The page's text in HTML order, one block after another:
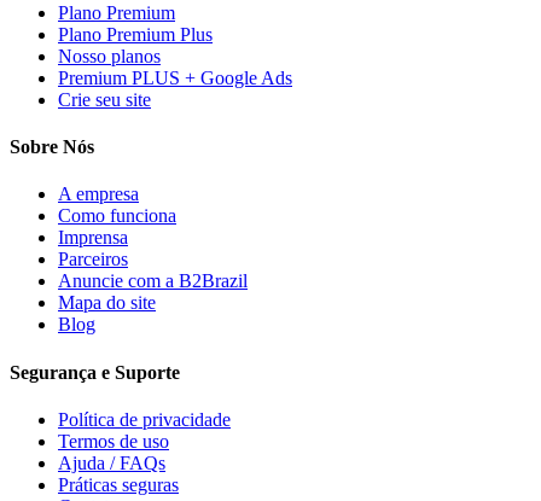
Plano Premium
Plano Premium Plus
Nosso planos
Premium PLUS + Google Ads
Crie seu site
Sobre Nós
A empresa
Como funciona
Imprensa
Parceiros
Anuncie com a B2Brazil
Mapa do site
Blog
Segurança e Suporte
Política de privacidade
Termos de uso
Ajuda / FAQs
Práticas seguras